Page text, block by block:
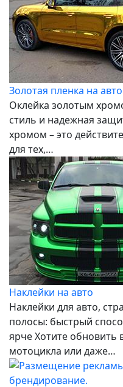
Золотая пленка на авто
Оклейка золотым
стиль и надежная
хромом – это
для тех,…
Наклейки на авто
Наклейки для авто,
полосы: быстрый
ярче Хотите
мотоцикла или даже…